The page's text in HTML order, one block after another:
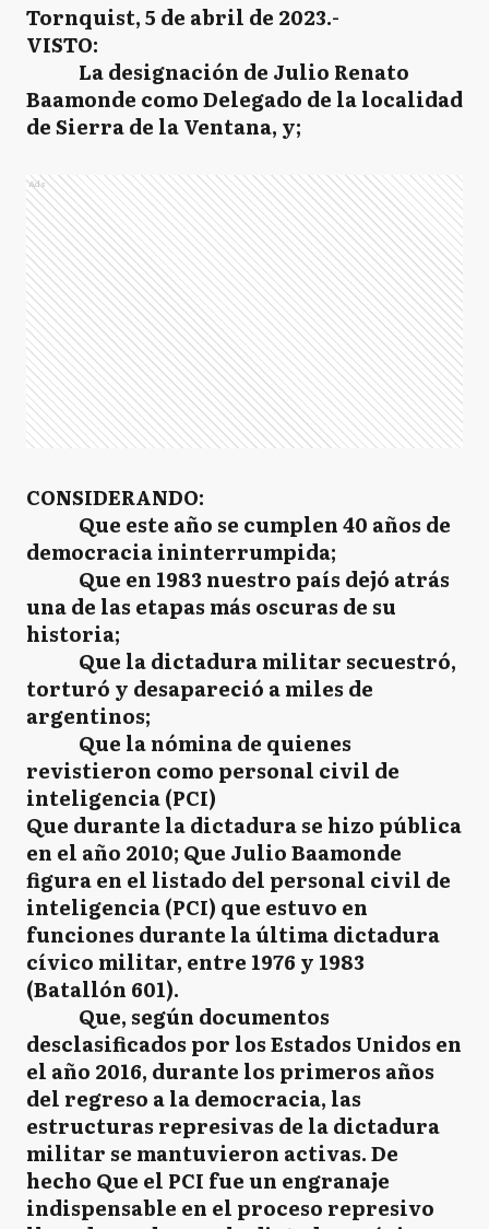
Tornquist, 5 de abril de 2023.-
VISTO:
La designación de Julio Renato
Baamonde como Delegado de la localidad
de Sierra de la Ventana, y;
Ads
CONSIDERANDO:
Que este año se cumplen 40 años de
democracia ininterrumpida;
Que en 1983 nuestro país dejó atrás
una de las etapas más oscuras de su
historia;
Que la dictadura militar secuestró,
torturó y desapareció a miles de
argentinos;
Que la nómina de quienes
revistieron como personal civil de
inteligencia (PCI)
Que durante la dictadura se hizo pública
en el año 2010; Que Julio Baamonde
figura en el listado del personal civil de
inteligencia (PCI) que estuvo en
funciones durante la última dictadura
cívico militar, entre 1976 y 1983
(Batallón 601).
Que, según documentos
desclasificados por los Estados Unidos en
el año 2016, durante los primeros años
del regreso a la democracia, las
estructuras represivas de la dictadura
militar se mantuvieron activas. De
hecho Que el PCI fue un engranaje
indispensable en el proceso represivo